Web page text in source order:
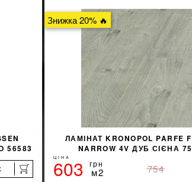
56583
Знижка 20% 🔥
ЛАМІНАТ KRONOPOL PARFE
NARROW 4V ДУБ СІЄНА
ЦІНА
603 грн
м2 754